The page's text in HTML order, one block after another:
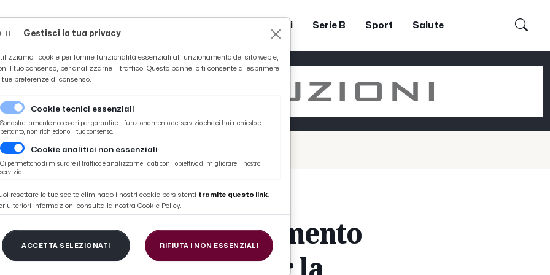
Coppa Teodori Serie B Sport Salute
e movimento per la salute''
secondo appuntamento
e movimento per la
Gestisci la tua privacy
i cookie per fornire funzionalità essenziali al funzionamento del sito web e,
il tuo consenso, per analizzarne il traffico. Questo pannello ti consente di esprimere
tue preferenze di consenso.
Cookie tecnici essenziali
Sono strettamente necessari per garantire il funzionamento del servizio che ci hai richiesto e,
pertanto, non richiedono il tuo consenso.
Cookie analitici non essenziali
Ci permettono di misurare il traffico e analizzarne i dati con l'obiettivo di migliorare il nostro
servizio.
resettare le tue scelte eliminado i nostri cookie persistenti tramite questo link.
ulteriori informazioni consulta la nostra Cookie Policy.
ACCETTA SELEZIONATI RIFIUTA I NON ESSENZIALI